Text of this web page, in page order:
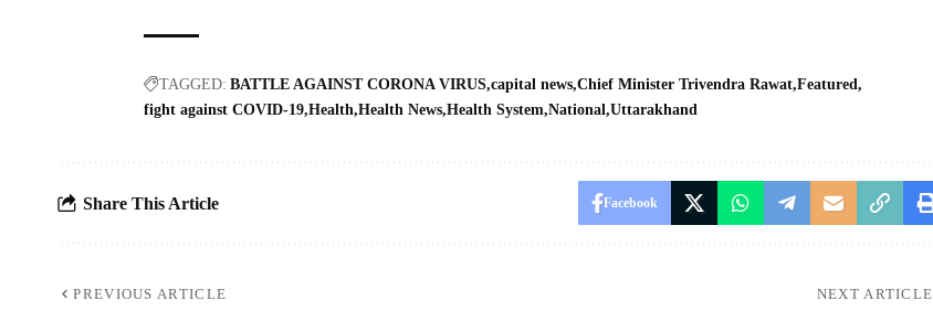
TAGGED: BATTLE AGAINST CORONA VIRUS capital news Chief Minister Trivendra Rawat Featured
fight against COVID-19 Health Health News Health System National Uttarakhand
Share This Article Facebook
PREVIOUS ARTICLE NEXT ARTICLE